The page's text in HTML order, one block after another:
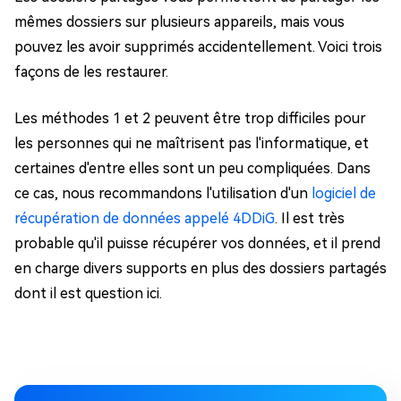
mêmes dossiers sur plusieurs appareils, mais vous
pouvez les avoir supprimés accidentellement. Voici trois
façons de les restaurer.
Les méthodes 1 et 2 peuvent être trop difficiles pour
les personnes qui ne maîtrisent pas l'informatique, et
certaines d'entre elles sont un peu compliquées. Dans
ce cas, nous recommandons l'utilisation d'un logiciel de
récupération de données appelé 4DDiG. Il est très
probable qu'il puisse récupérer vos données, et il prend
en charge divers supports en plus des dossiers partagés
dont il est question ici.